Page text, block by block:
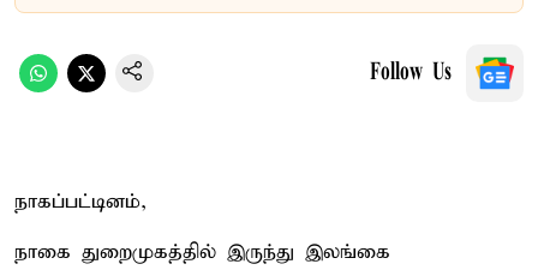
Follow Us
நாகப்பட்டினம்,
நாகை துறைமுகத்தில் இருந்து இலங்கை